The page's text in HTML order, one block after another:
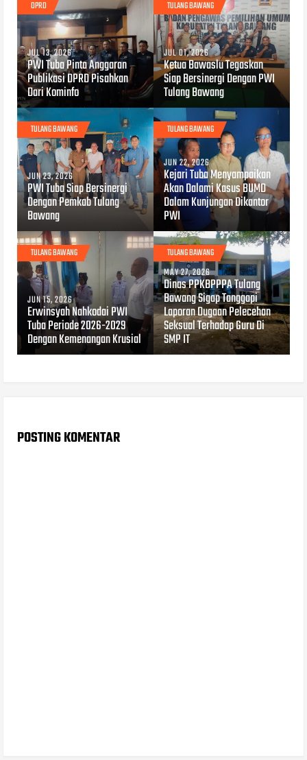
DPRD
JUL 13, 2026
PWI Tuba Pinta Anggaran
Publikasi DPRD Pisahkan
Dari Kominfo
TULANG BAWANG
JUL 01, 2026
Ketua Bawaslu Tegaskan
Siap Bersinergi Dengan PWI
Tulang Bawang
TULANG BAWANG
JUN 23, 2026
PWI Tuba Siap Bersinergi
Dengan Pemkab Tulang
Bawang
TULANG BAWANG
JUN 22, 2026
Kejari Tuba Menyampaikan
Akan Dalami Kasus BUMD
Dalam Kunjungan Dikantor
PWI
TULANG BAWANG
JUN 15, 2026
Erwinsyah Nahkodai PWI
Tuba Periode 2026-2029
Dengan Kemenangan Krusial
TULANG BAWANG
MAY 27, 2026
Dinas PPKBPPPA Tulang
Bawang Sigap Tanggapi
Laporan Dugaan Pelecehan
Seksual Terhadap Guru Di
SMP IT
POSTING KOMENTAR